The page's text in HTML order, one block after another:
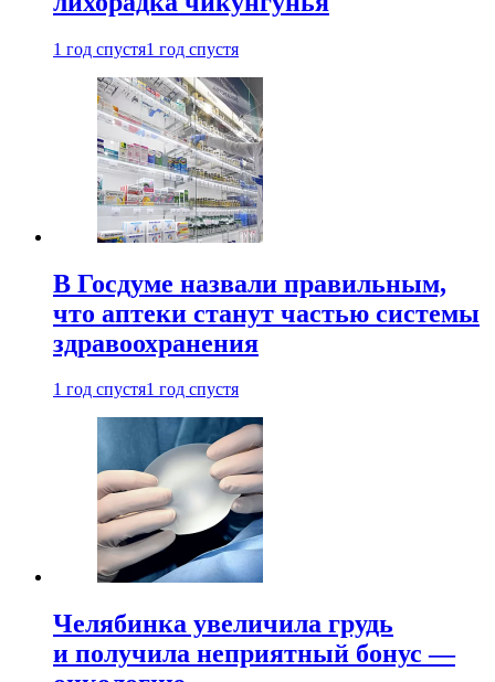
1 год спустя1 год спустя
В Госдуме назвали правильным,
что аптеки станут частью системы
здравоохранения
1 год спустя1 год спустя
Челябинка увеличила грудь
и получила неприятный бонус —